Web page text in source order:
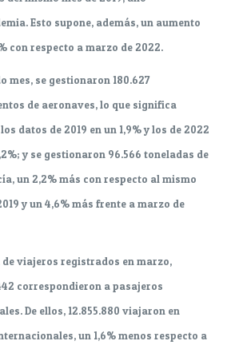
Esto supone, además, un aumento
con respecto a marzo de 2022.
mes, se gestionaron 180.627
de aeronaves, lo que significa
datos de 2019 en un 1,9% y los de 2022
y se gestionaron 96.566 toneladas de
un 2,2% más con respecto al mismo
y un 4,6% más frente a marzo de
de viajeros registrados en marzo,
correspondieron a pasajeros
De ellos, 12.855.880 viajaron en
un 1,6% menos respecto a